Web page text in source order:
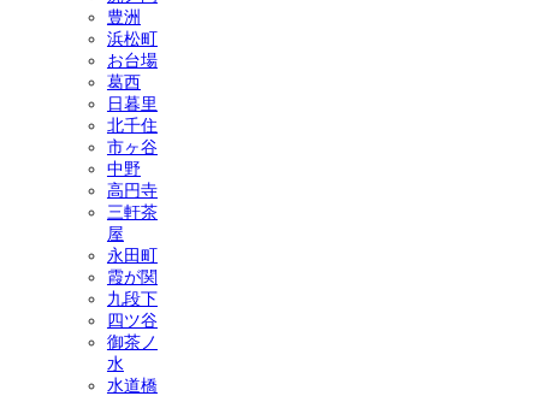
豊洲
浜松町
お台場
葛西
日暮里
北千住
市ヶ谷
中野
高円寺
三軒茶
屋
永田町
霞が関
九段下
四ツ谷
御茶ノ
水
水道橋